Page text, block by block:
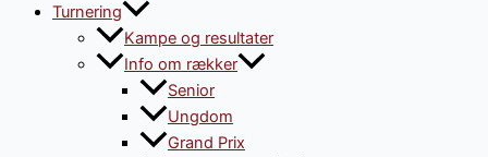
Turnering
Kampe og resultater
Info om rækker
Senior
Ungdom
Grand Prix